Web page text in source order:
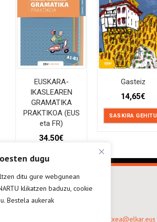
dugu
ditu gure webgunean
klikatzen baduzu, cookie
Bestela aukerak
EUSKARA-
IKASLEAREN
GRAMATIKA
PRAKTIKOA (EUS
eta FR)
34,50€
SASKIRA GEHITU
Gasteiz
14,65€
SASKIRA GEHITU
elkarargitaletxea@elkar.eus